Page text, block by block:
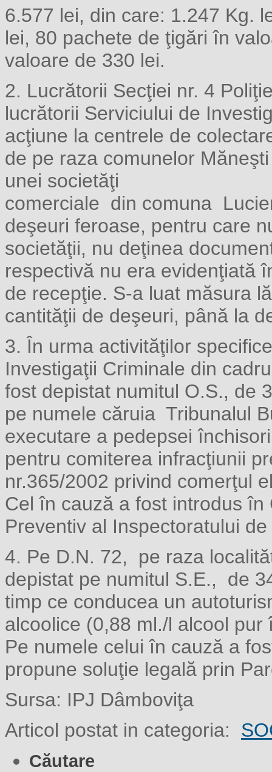
6.577 lei, din care: 1.247 Kg.
lei, 80 pachete de ţigări în
valoare de 330 lei.
2. Lucrătorii Secţiei nr. 4
lucrătorii Serviciului de
acţiune la centrele de
de pe raza comunelor
unei societăţi
comerciale din comuna
deşeuri feroase, pentru care
societăţii, nu deţinea
respectivă nu era evidenţiată
de recepţie. S-a luat măsura
cantităţii de deşeuri, până la
3. În urma activităţilor
Investigaţii Criminale din
fost depistat numitul O.S., de
pe numele căruia Tribunalul
executare a pedepsei
pentru comiterea infracţiunii
nr.365/2002 privind comerţul
Cel în cauză a fost introdus
Preventiv al Inspectoratului
4. Pe D.N. 72, pe raza
depistat pe numitul S.E., de
timp ce conducea un
alcoolice (0,88 ml./l alcool pur
Pe numele celui în cauză a
propune soluţie legală prin
Sursa: IPJ Dâmboviţa
Articol postat in categoria:
Căutare